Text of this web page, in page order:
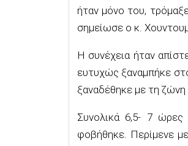
ήταν μόνο του,
σημείωσε ο κ.
Η συνέχεια ήταν
ευτυχώς ξαναμπήκε
ξαναδέθηκε με τη ζώνη
Συνολικά 6,5- 7 ώρες
φοβήθηκε. Περίμενε